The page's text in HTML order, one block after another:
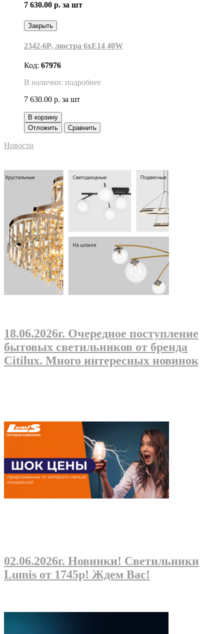
7 630.00 р. за шт
Закрыть
2342-6P, люстра 6xЕ14 40W
Код: 67976
В наличии: подробнее
7 630.00 р. за шт
В корзину
Отложить
Сравнить
Новости
18.06.2026г. Очередное поступление
бытовых светильников от бренда
Citilux. Много интересных новинок
02.06.2026г. Новинки! Светильники
Lumis от 1745р! Ждем Вас!